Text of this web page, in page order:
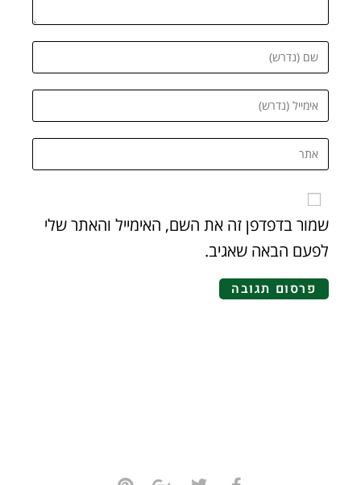
שמור בדפדפן זה את השם, האימייל והאתר שלי
לפעם הבאה שאגיב.